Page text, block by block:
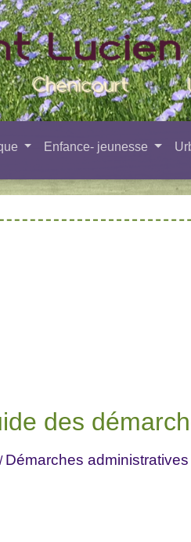
Enfance- jeunesse
des
/ Démarches administratives